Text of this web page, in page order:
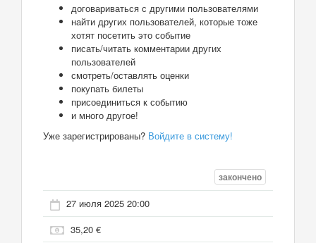
договариваться с другими пользователями
найти других пользователей, которые тоже
хотят посетить это событие
писать/читать комментарии других
пользователей
смотреть/оставлять оценки
покупать билеты
присоединиться к событию
и много другое!
Уже зарегистрированы? Войдите в систему!
закончено
27 июля 2025 20:00
35,20 €